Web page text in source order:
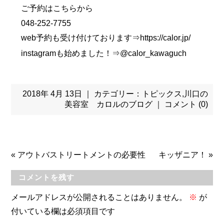
ご予約はこちらから
048-252-7755
web予約も受け付けております⇒https://calor.jp/
instagramも始めました！⇒@calor_kawaguch
2018年 4月 13日 ｜ カテゴリー： トピックス, 川口の
美容室 カロルのブログ｜ コメント (0)
« アウトバストリートメントの必要性 キッザニア！ »
コメントを残す
メールアドレスが公開されることはありません。 ※ が
付いている欄は必須項目です